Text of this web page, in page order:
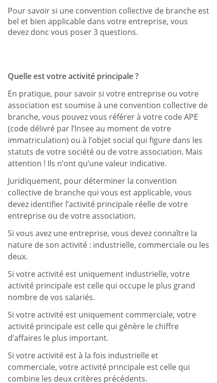
Pour savoir si une convention collective de branche est
bel et bien applicable dans votre entreprise, vous
devez donc vous poser 3 questions.
Quelle est votre activité principale ?
En pratique, pour savoir si votre entreprise ou votre
association est soumise à une convention collective de
branche, vous pouvez vous référer à votre code APE
(code délivré par l’Insee au moment de votre
immatriculation) ou à l’objet social qui figure dans les
statuts de votre société ou de votre association. Mais
attention ! Ils n’ont qu’une valeur indicative.
Juridiquement, pour déterminer la convention
collective de branche qui vous est applicable, vous
devez identifier l’activité principale réelle de votre
entreprise ou de votre association.
Si vous avez une entreprise, vous devez connaître la
nature de son activité : industrielle, commerciale ou les
deux.
Si votre activité est uniquement industrielle, votre
activité principale est celle qui occupe le plus grand
nombre de vos salariés.
Si votre activité est uniquement commerciale, votre
activité principale est celle qui génère le chiffre
d’affaires le plus important.
Si votre activité est à la fois industrielle et
commerciale, votre activité principale est celle qui
combine les deux critères précédents.